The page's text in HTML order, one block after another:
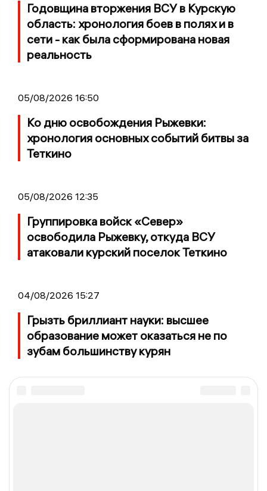
Годовщина вторжения ВСУ в Курскую
область: хронология боев в полях и в
сети - как была сформирована новая
реальность
05/08/2026 16:50
Ко дню освобождения Рыжевки:
хронология основных событий битвы за
Теткино
05/08/2026 12:35
Группировка войск «Север»
освободила Рыжевку, откуда ВСУ
атаковали курский поселок Теткино
04/08/2026 15:27
Грызть бриллиант науки: высшее
образование может оказаться не по
зубам большинству курян